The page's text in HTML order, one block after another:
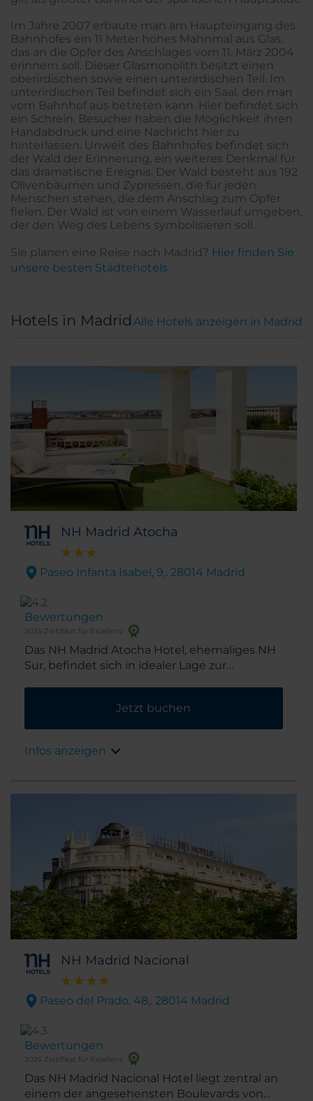
Im Jahre 2007 erbaute man am Haupteingang des
Bahnhofes ein 11 Meter hohes Mahnmal aus Glas,
das an die Opfer des Anschlages vom 11. März 2004
erinnern soll. Dieser Glasmonolith besitzt einen
oberirdischen sowie einen unterirdischen Teil. Im
unterirdischen Teil befindet sich ein Saal, den man
vom Bahnhof aus betreten kann. Hier befindet sich
ein Schrein. Besucher haben die Möglichkeit ihren
Handabdruck und eine Nachricht hier zu
hinterlassen. Unweit des Bahnhofes befindet sich
der Wald der Erinnerung, ein weiteres Denkmal für
das dramatische Ereignis. Der Wald besteht aus 192
Olivenbäumen und Zypressen, die für jeden
Menschen stehen, die dem Anschlag zum Opfer
fielen. Der Wald ist von einem Wasserlauf umgeben,
der den Weg des Lebens symbolisieren soll.
Sie planen eine Reise nach Madrid? Hier finden Sie
unsere besten Städtehotels
Hotels in Madrid Alle Hotels anzeigen in Madrid
NH Madrid Atocha
Paseo Infanta Isabel, 9,. 28014 Madrid
Bewertungen
2025 Zertifikat für Exzellenz
Das NH Madrid Atocha Hotel, ehemaliges NH
Sur, befindet sich in idealer Lage zur
Bornemisza, die innerhalb von 15 Gehminuten
zu erreichen sind. Auch unzählige Geschäfte,
befinden sich in der Nähe.
Jetzt buchen
Infos anzeigen
NH Madrid Nacional
Paseo del Prado, 48,. 28014 Madrid
Bewertungen
2025 Zertifikat für Exzellenz
Das NH Madrid Nacional Hotel liegt zentral an
einem der angesehensten Boulevards von